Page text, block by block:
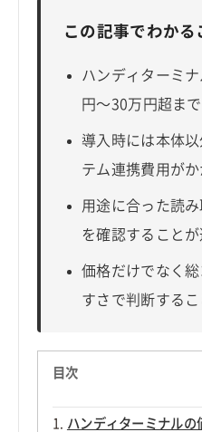
この記事でわかる
ハンディターミ
円〜30万円超ま
導入時には本体
テム連携費用がか
用途に合った読
を確認すること
価格だけでなく
すさで判断する
目次
ハンディターミナルの